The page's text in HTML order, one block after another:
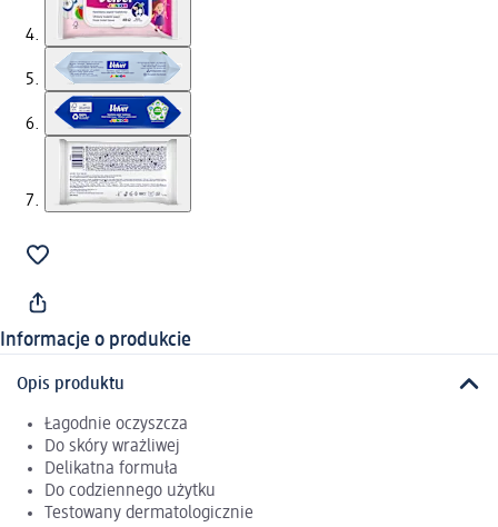
Informacje o produkcie
Opis produktu
Łagodnie oczyszcza
Do skóry wrażliwej
Delikatna formuła
Do codziennego użytku
Testowany dermatologicznie